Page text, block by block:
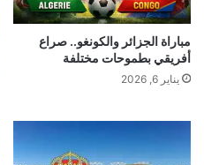
مباراة الجزائر والكونغو.. صراع
أفريقي بطموحات مختلفة
يناير 6, 2026